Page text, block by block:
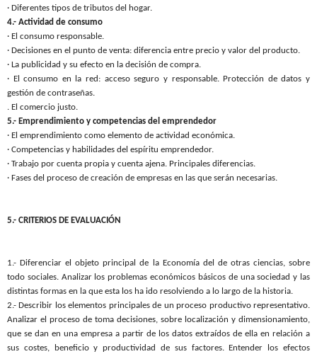
· Diferentes tipos de tributos del hogar.
4.- Actividad de consumo
· El consumo responsable.
· Decisiones en el punto de venta: diferencia entre precio y valor del producto.
· La publicidad y su efecto en la decisión de compra.
· El consumo en la red: acceso seguro y responsable. Protección de datos y
gestión de contraseñas.
. El comercio justo.
5.- Emprendimiento y competencias del emprendedor
· El emprendimiento como elemento de actividad económica.
· Competencias y habilidades del espíritu emprendedor.
· Trabajo por cuenta propia y cuenta ajena. Principales diferencias.
· Fases del proceso de creación de empresas en las que serán necesarias.
5.- CRITERIOS DE EVALUACIÓN
1.- Diferenciar el objeto principal de la Economíadel de otras ciencias, sobre
todo sociales. Analizar los problemas económicos básicos de una sociedad y las
distintas formas en la que esta los ha ido resolviendo a lo largo de la historia.
2.- Describir los elementos principales de un proceso productivo representativo.
Analizar el proceso de toma decisiones, sobre localización y dimensionamiento,
que se dan en una empresa a partir de los datos extraídos de ella en relación a
sus costes, beneficio y productividad de sus factores. Entender los efectos